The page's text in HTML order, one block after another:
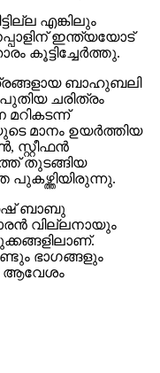
എങ്കിലും
ഇന്ത്യയോട്
കൂട്ടിച്ചേര്‍ത്തു.
ബാഹുബലി
ചരിത്രം
മാനം ഉയര്‍ത്തിയ
സ്റ്റീഫന്‍
തുടങ്ങിയ
ബാബു
വില്ലനായും
ഭാഗങ്ങളും
ആവേശം